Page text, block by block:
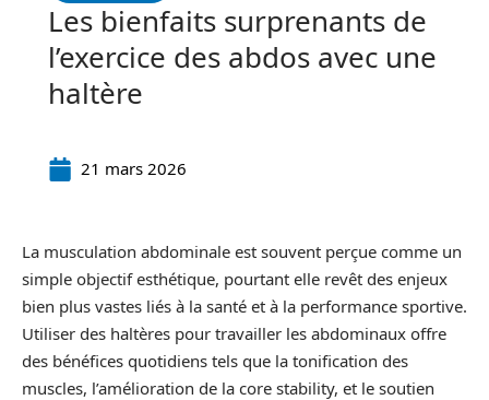
Les bienfaits surprenants de
l’exercice des abdos avec une
haltère
21 mars 2026
La musculation abdominale est souvent perçue comme un
simple objectif esthétique, pourtant elle revêt des enjeux
bien plus vastes liés à la santé et à la performance sportive.
Utiliser des haltères pour travailler les abdominaux offre
des bénéfices quotidiens tels que la tonification des
muscles, l’amélioration de la core stability, et le soutien